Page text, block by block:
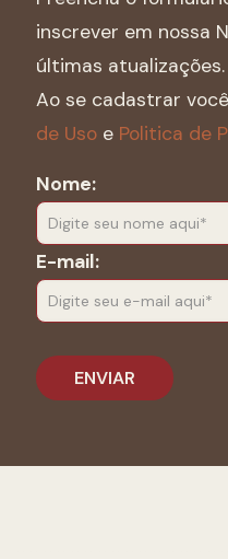
inscrever em nossa
últimas atualizações.
Ao se cadastrar
de Uso e Politica de
Nome:
E-mail: